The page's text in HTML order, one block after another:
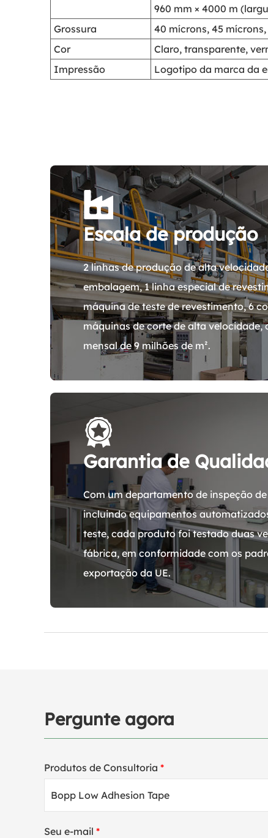
960 mm × 4000 m
Grossura
40 mícrons, 45
Cor
Claro, transparente,
Impressão
Logotipo da marca da
Escala de produção
2 linhas de produção de alta
embalagem, 1 linha especial de
máquina de teste de revestimento, 6
máquinas de corte de alta velocidade,
mensal de 9 milhões de m².
Garantia de
Com um departamento de inspeção
incluindo equipamentos
teste, cada produto foi testado duas
fábrica, em conformidade com os
exportação da UE.
Pergunte agora
Produtos de Consultoria *
Seu e-mail *